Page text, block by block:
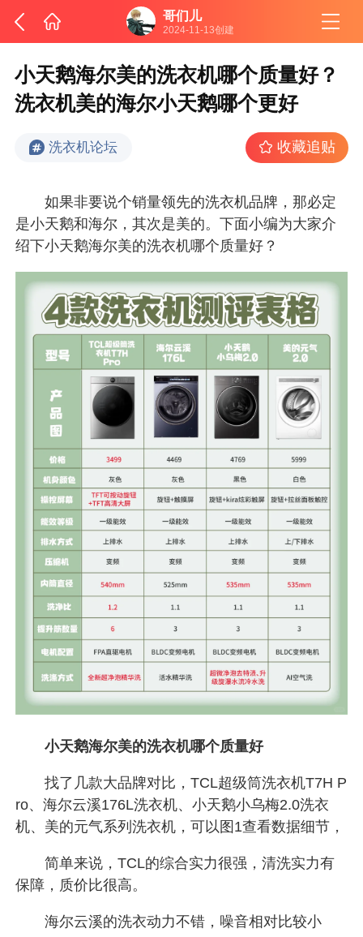
哥们儿
2024-11-13创建
小天鹅海尔美的洗衣机哪个质量好？
洗衣机美的海尔小天鹅哪个更好
洗衣机论坛 收藏追贴
如果非要说个销量领先的洗衣机品牌，那必定
是小天鹅和海尔，其次是美的。下面小编为大家介
绍下小天鹅海尔美的洗衣机哪个质量好？
小天鹅海尔美的洗衣机哪个质量好
找了几款大品牌对比，TCL超级筒洗衣机T7H P
ro、海尔云溪176L洗衣机、小天鹅小乌梅2.0洗衣
机、美的元气系列洗衣机，可以图1查看数据细节，
简单来说，TCL的综合实力很强，清洗实力有
保障，质价比很高。
海尔云溪的洗衣动力不错，噪音相对比较小